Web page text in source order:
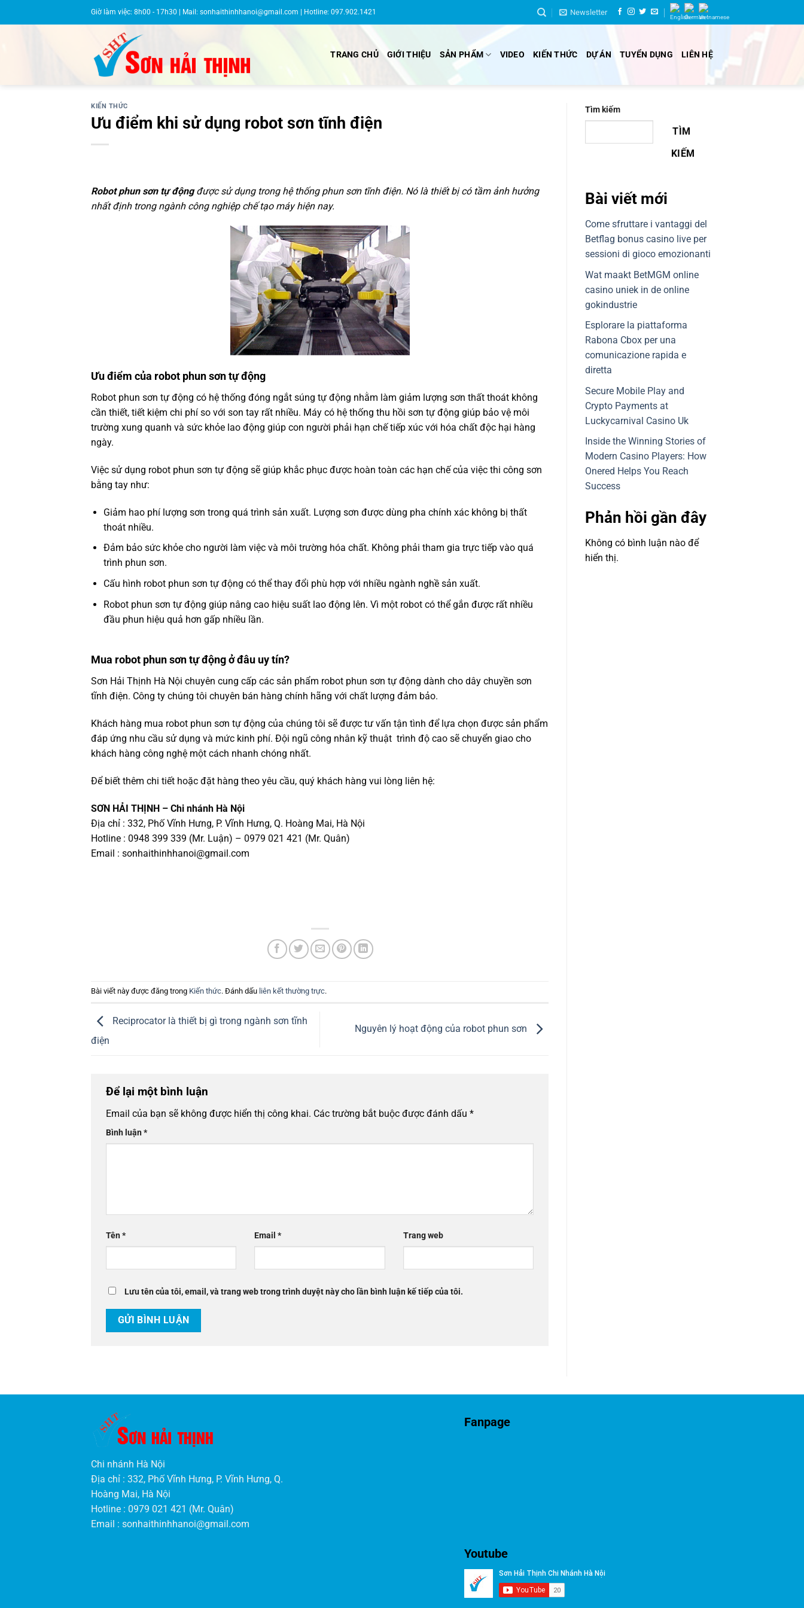
qua
Giờ làm việc: 8h00 - 17h30 | Mail: sonhaithinhhanoi@gmail.com | Hotline: 097.902.1421 Newsletter
TRANG CHỦ GIỚI THIỆU SẢN PHẨM VIDEO KIẾN THỨC DỰ ÁN TUYỂN DỤNG LIÊN HỆ
KIẾN THỨC
Ưu điểm khi sử dụng robot sơn tĩnh điện
Robot phun sơn tự độngđược sử dụng trong hệ thống phun sơn tĩnh điện. Nó là thiết bị có tầm ảnh hưởng
nhất định trong ngành công nghiệp chế tạo máy hiện nay.
Ưu điểm của robot phun sơn tự động
Robot phun sơn tự động có hệ thống đóng ngắt súng tự động nhằm làm giảm lượng sơn thất thoát không
cần thiết, tiết kiệm chi phí so với son tay rất nhiều. Máy có hệ thống thu hồi sơn tự động giúp bảo vệ môi
trường xung quanh và sức khỏe lao động giúp con người phải hạn chế tiếp xúc với hóa chất độc hại hàng
ngày.
Việc sử dụng robot phun sơn tự động sẽ giúp khắc phục được hoàn toàn các hạn chế của việc thi công sơn
bằng tay như:
Giảm hao phí lượng sơn trong quá trình sản xuất. Lượng sơn được dùng pha chính xác không bị thất
thoát nhiều.
Đảm bảo sức khỏe cho người làm việc và môi trường hóa chất. Không phải tham gia trực tiếp vào quá
trình phun sơn.
Cấu hình robot phun sơn tự động có thể thay đổi phù hợp với nhiều ngành nghề sản xuất.
Robot phun sơn tự động giúp nâng cao hiệu suất lao động lên. Vì một robot có thể gắn được rất nhiều
đầu phun hiệu quả hơn gấp nhiều lần.
Mua robot phun sơn tự động ở đâu uy tín?
Sơn Hải Thịnh Hà Nội chuyên cung cấp các sản phẩm robot phun sơn tự động dành cho dây chuyền sơn
tĩnh điện. Công ty chúng tôi chuyên bán hàng chính hãng với chất lượng đảm bảo.
Khách hàng mua robot phun sơn tự động của chúng tôi sẽ được tư vấn tận tình để lựa chọn được sản phẩm
đáp ứng nhu cầu sử dụng và mức kinh phí. Đội ngũ công nhân kỹ thuật trình độ cao sẽ chuyển giao cho
khách hàng công nghệ một cách nhanh chóng nhất.
Để biết thêm chi tiết hoặc đặt hàng theo yêu cầu, quý khách hàng vui lòng liên hệ:
SƠN HẢI THỊNH – Chi nhánh Hà Nội
Địa chỉ : 332, Phố Vĩnh Hưng, P. Vĩnh Hưng, Q. Hoàng Mai, Hà Nội
Hotline : 0948 399 339 (Mr. Luận) – 0979 021 421 (Mr. Quân)
Email : sonhaithinhhanoi@gmail.com
Bài viết này được đăng trong Kiến thức. Đánh dấu liên kết thường trực.
Reciprocator là thiết bị gì trong ngành sơn tĩnh
điện
Nguyên lý hoạt động của robot phun sơn
Để lại một bình luận
Email của bạn sẽ không được hiển thị công khai. Các trường bắt buộc được đánh dấu *
Bình luận*
Tên* Email* Trang web
Lưu tên của tôi, email, và trang web trong trình duyệt này cho lần bình luận kế tiếp của tôi.
Tìm kiếm
TÌM
KIẾM
Bài viết mới
Come sfruttare i vantaggi del
Betflag bonus casino live per
sessioni di gioco emozionanti
Wat maakt BetMGM online
casino uniek in de online
gokindustrie
Esplorare la piattaforma
Rabona Cbox per una
comunicazione rapida e
diretta
Secure Mobile Play and
Crypto Payments at
Luckycarnival Casino Uk
Inside the Winning Stories of
Modern Casino Players: How
Onered Helps You Reach
Success
Phản hồi gần đây
Không có bình luận nào để
hiển thị.
Chi nhánh Hà Nội
Địa chỉ : 332, Phố Vĩnh Hưng, P. Vĩnh Hưng, Q.
Hoàng Mai, Hà Nội
Hotline : 0979 021 421 (Mr. Quân)
Email : sonhaithinhhanoi@gmail.com
Fanpage
Youtube